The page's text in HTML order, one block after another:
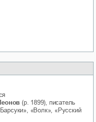
(р. 1899), писатель
«Волк», «Русский